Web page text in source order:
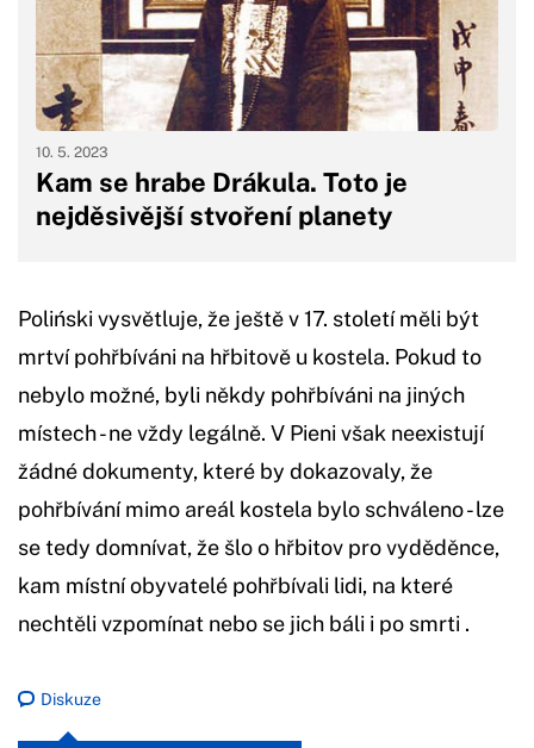
Kam se hrabe Drákula. Toto je
nejděsivější stvoření planety
10. 5. 2023
Poliński vysvětluje, že ještě v 17. století měli být
mrtví pohřbíváni na hřbitově u kostela. Pokud to
nebylo možné, byli někdy pohřbíváni na jiných
místech - ne vždy legálně. V Pieni však neexistují
žádné dokumenty, které by dokazovaly, že
pohřbívání mimo areál kostela bylo schváleno - lze
se tedy domnívat, že šlo o hřbitov pro vyděděnce,
kam místní obyvatelé pohřbívali lidi, na které
nechtěli vzpomínat nebo se jich báli i po smrti .
Diskuze